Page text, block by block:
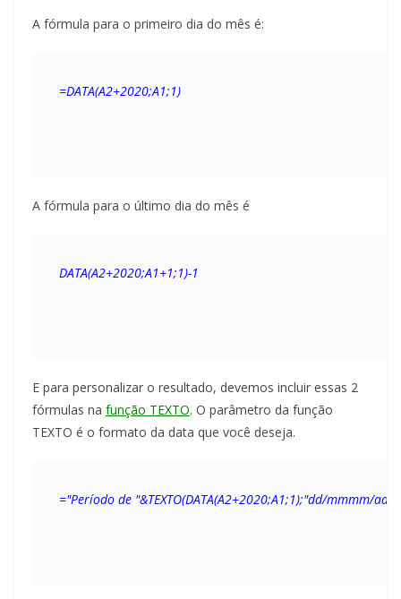
A fórmula para o primeiro dia do mês é:
=DATA(A2+2020;A1;1)
A fórmula para o último dia do mês é
DATA(A2+2020;A1+1;1)-1
E para personalizar o resultado, devemos incluir essas 2
fórmulas na função TEXTO. O parâmetro da função
TEXTO é o formato da data que você deseja.
="Período de "&TEXTO(DATA(A2+2020;A1;1);"dd/mmmm/